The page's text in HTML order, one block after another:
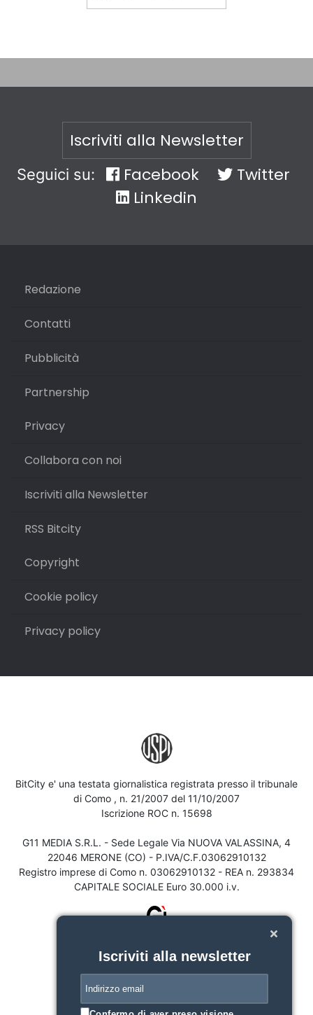
Iscriviti alla Newsletter
Seguici su: Facebook
Twitter
Linkedin
Redazione
Contatti
Pubblicità
Partnership
Privacy
Collabora con noi
Iscriviti alla Newsletter
RSS Bitcity
Copyright
Cookie policy
Privacy policy
BitCity e' una testata giornalistica registrata presso il tribunale
di Como , n. 21/2007 del 11/10/2007
Iscrizione ROC n. 15698
G11 MEDIA S.R.L. - Sede Legale Via NUOVA VALASSINA, 4
22046 MERONE (CO) - P.IVA/C.F.03062910132
Registro imprese di Como n. 03062910132 - REA n. 293834
CAPITALE SOCIALE Euro 30.000 i.v.
Iscriviti alla newsletter